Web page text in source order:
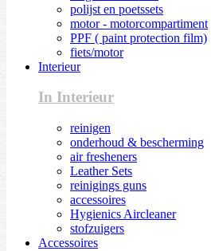
polijst en poetssets
motor - motorcompartiment
PPF ( paint protection film)
fiets/motor
Interieur
In Interieur
reinigen
onderhoud & bescherming
air fresheners
Leather Sets
reinigings guns
accessoires
Hygienics Aircleaner
stofzuigers
Accessoires